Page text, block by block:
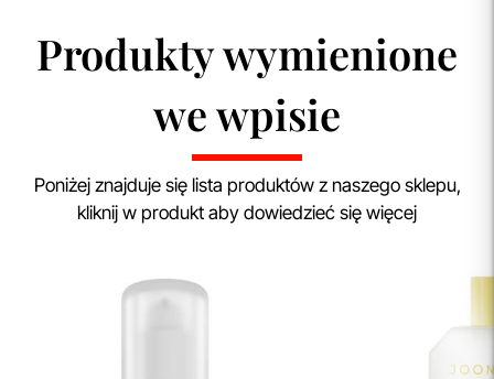
Produkty wymienione
we wpisie
Poniżej znajduje się lista produktów z naszego sklepu,
kliknij w produkt aby dowiedzieć się więcej